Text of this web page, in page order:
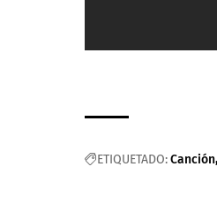
ETIQUETADO:Canción